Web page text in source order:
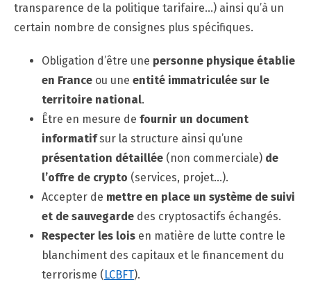
transparence de la politique tarifaire…) ainsi qu’à un
certain nombre de consignes plus spécifiques.
Obligation d’être une personne physique établie
en France ou une entité immatriculée sur le
territoire national.
Être en mesure de fournir un document
informatifsur la structure ainsi qu’une
présentation détaillée (non commerciale) de
l’offre de crypto (services, projet…).
Accepter de mettre en place un système de suivi
et de sauvegarde des cryptosactifs échangés.
Respecter les lois en matière de lutte contre le
blanchiment des capitaux et le financement du
terrorisme (LCBFT).